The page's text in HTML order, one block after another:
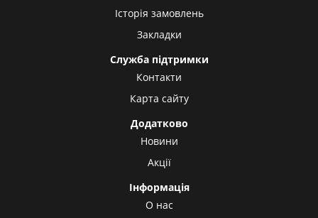
Історія замовлень
Закладки
Служба підтримки
Контакти
Карта сайту
Додатково
Новини
Акції
Інформація
О нас